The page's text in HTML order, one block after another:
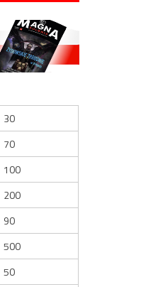
30
70
100
200
90
500
50